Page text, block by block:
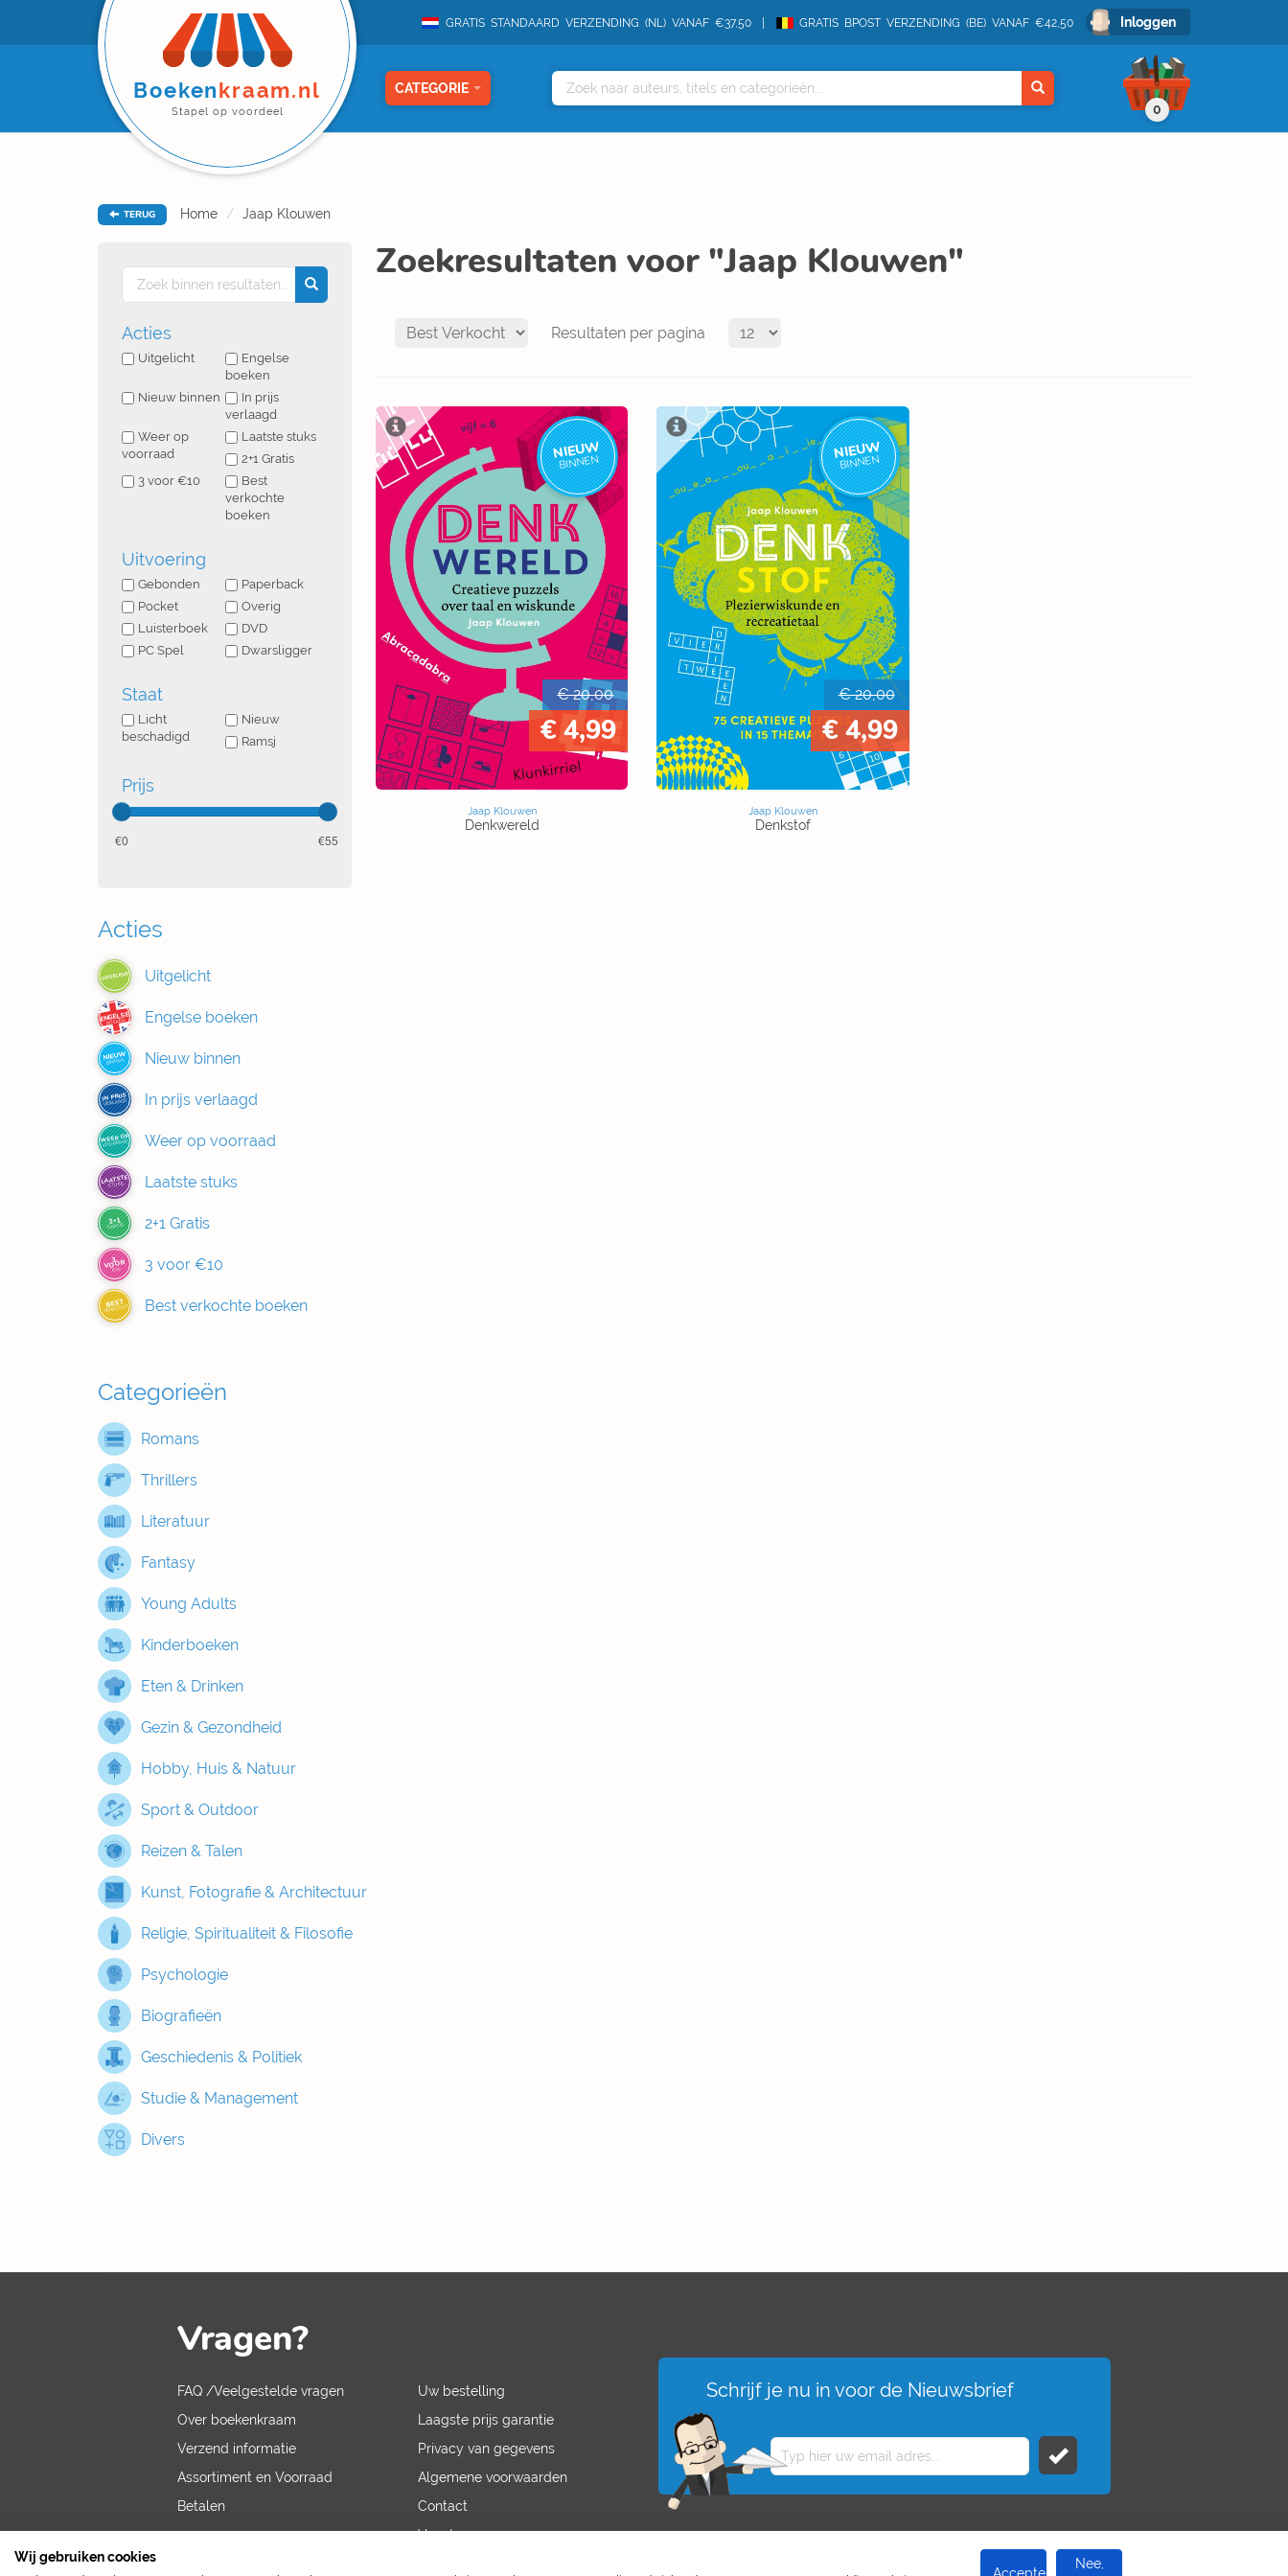
GRATIS STANDAARD VERZENDING (NL) VANAF €37,50 GRATIS BPOST VERZENDING (BE) VANAF €42,50 Inloggen
Boekenkraam.nl
Stapel op voordeel
CATEGORIE
0
TERUG Home Jaap Klouwen
Acties
Uitgelicht
Engelse
boeken
Nieuw binnen
In prijs
verlaagd
Weer op
voorraad
Laatste stuks
2+1 Gratis
3 voor €10
Best
verkochte
boeken
Uitvoering
Gebonden
Paperback
Pocket
Overig
Luisterboek
DVD
PC Spel
Dwarsligger
Staat
Licht
beschadigd
Nieuw
Ramsj
Prijs
0 55
Acties
UITGELICHT Uitgelicht
ENGELSE
BOEKEN Engelse boeken
NIEUW
BINNEN Nieuw binnen
IN PRIJS
VERLAAGD In prijs verlaagd
WEER OP
VOORRAAD Weer op voorraad
LAATSTE
STUKS Laatste stuks
2+1
GRATIS 2+1 Gratis
3
VOOR
€10 3 voor €10
BEST
VERKOCHT Best verkochte boeken
Categorieën
Romans
Thrillers
Literatuur
Fantasy
Young Adults
Kinderboeken
Eten & Drinken
Gezin & Gezondheid
Hobby, Huis & Natuur
Sport & Outdoor
Reizen & Talen
Kunst, Fotografie & Architectuur
Religie, Spiritualiteit & Filosofie
Psychologie
Biografieën
Geschiedenis & Politiek
Studie & Management
Divers
Zoekresultaten voor "Jaap Klouwen"
Resultaten per pagina
NIEUW
BINNEN
€ 20,00
€ 4,99
Jaap Klouwen
Denkwereld
NIEUW
BINNEN
€ 20,00
€ 4,99
Jaap Klouwen
Denkstof
Vragen?
FAQ /Veelgestelde vragen
Over boekenkraam
Verzend informatie
Assortiment en Voorraad
Betalen
Uw bestelling
Laagste prijs garantie
Privacy van gegevens
Algemene voorwaarden
Contact
Vacatures
Schrijf je nu in voor de Nieuwsbrief
Wij gebruiken cookies
Nee,